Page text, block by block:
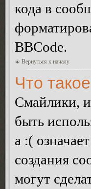
кода в
BBCode.
Вернуться к началу
Что
Смайлики,
быть
а :(
создания
могут